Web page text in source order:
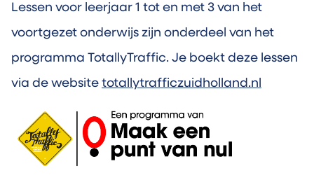
Lessen voor leerjaar 1 tot en met 3 van het
voortgezet onderwijs zijn onderdeel van het
programma TotallyTraffic. Je boekt deze lessen
via de website totallytrafficzuidholland.nl